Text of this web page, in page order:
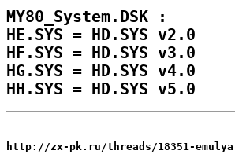
MY80_System.DSK :
HE.SYS = HD.SYS v2.0
HF.SYS = HD.SYS v3.0
HG.SYS = HD.SYS v4.0
http://zx-pk.ru/threads/18351-